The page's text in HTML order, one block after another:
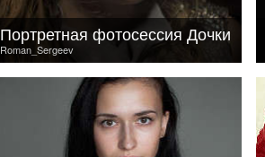
Roman_Sergeev
Портретная фотосессия Дочки